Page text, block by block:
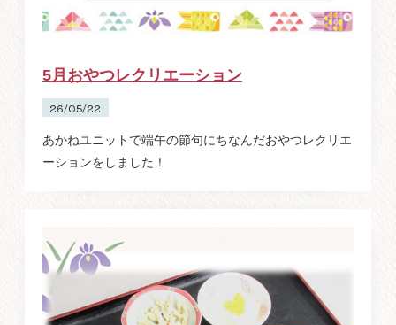
5月おやつレクリエーション
26/05/22
あかねユニットで端午の節句にちなんだおやつレクリエ
ーションをしました！